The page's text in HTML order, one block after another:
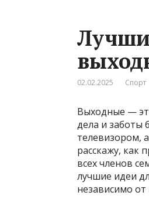
02.02.2025 Спорт
Выходные —
дела и заботы
телевизором,
расскажу, как
всех членов
лучшие идеи
независимо от